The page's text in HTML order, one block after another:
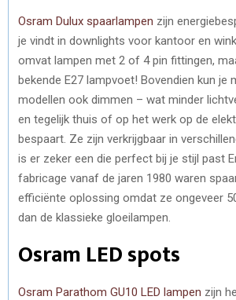
Osram Dulux spaarlampen zijn
je vindt in downlights voor kantoor en
omvat lampen met 2 of 4 pin fittingen,
bekende E27 lampvoet! Bovendien kun je
modellen ook dimmen – wat minder
en tegelijk thuis of op het werk op de
bespaart. Ze zijn verkrijgbaar in
is er zeker een die perfect bij je stijl past
fabricage vanaf de jaren 1980 waren
efficiënte oplossing omdat ze ongeveer
dan de klassieke gloeilampen.
Osram LED spots
Osram Parathom GU10 LED lampen zijn